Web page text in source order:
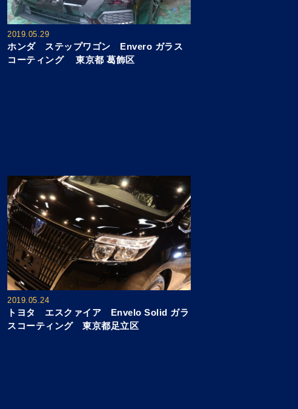
2019.05.29
ホンダ ステップワゴン Envero ガラス
コーティング 東京都 葛飾区
2019.05.24
トヨタ エスクァイア Envelo Solid ガラ
スコーティング 東京都足立区